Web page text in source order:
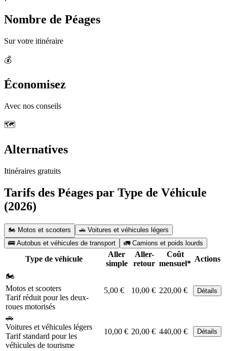
Nombre de Péages
Sur votre itinéraire
💰
Économisez
Avec nos conseils
🗺️
Alternatives
Itinéraires gratuits
Tarifs des Péages par Type de Véhicule
(2026)
🏍️ Motos et scooters
🚗 Voitures et véhicules légers
🚌 Autobus et véhicules de transport
🚛 Camions et poids lourds
Type de véhicule
Aller
simple
Aller-
retour
Coût
mensuel*
Actions
🏍️
Motos et scooters
Tarif réduit pour les deux-
roues motorisés
5,00 € 10,00 € 220,00 € Détails
🚗
Voitures et véhicules légers
Tarif standard pour les
véhicules de tourisme
10,00 € 20,00 € 440,00 € Détails